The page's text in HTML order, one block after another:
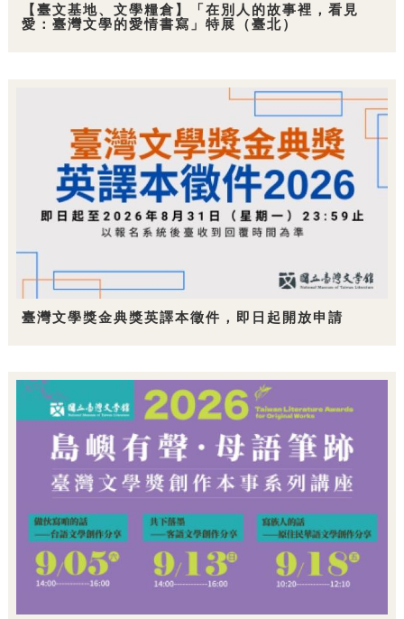
【臺文基地、文學糧倉】「在別人的故事裡，看見
愛：臺灣文學的愛情書寫」特展（臺北）
臺灣文學獎金典獎英譯本徵件，即日起開放申請